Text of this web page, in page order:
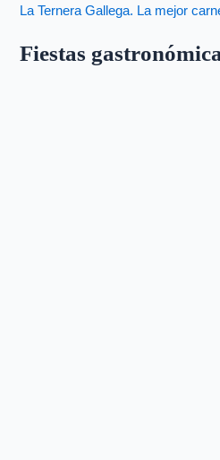
La Ternera Gallega. La mejor
Fiestas